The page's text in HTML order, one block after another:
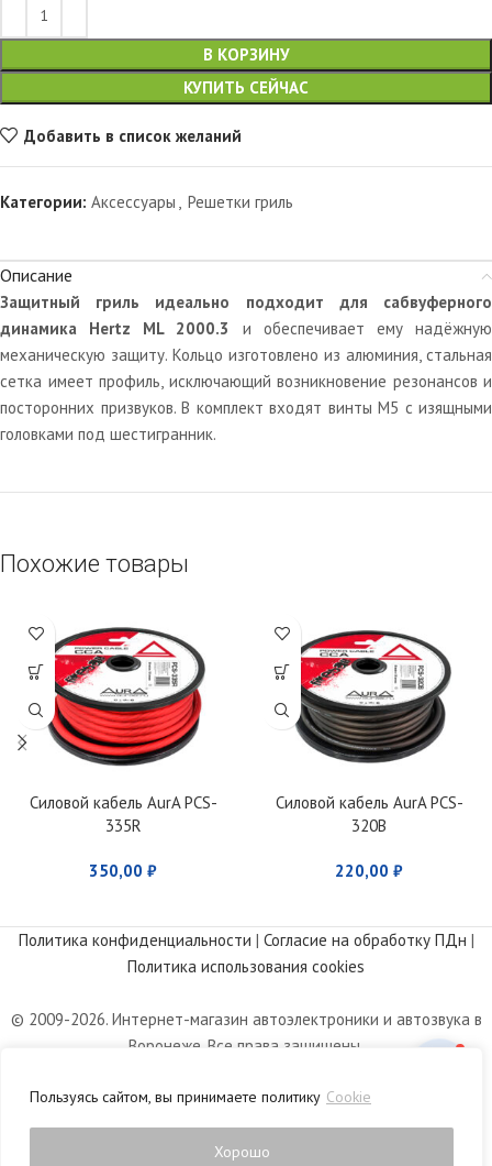
Пользуясь сайтом, вы принимаете политику Cookie
Хорошо
В КОРЗИНУ
КУПИТЬ СЕЙЧАС
Добавить в список желаний
Категории: Аксессуары , Решетки гриль
Описание
Защитный гриль идеально подходит для сабвуферного
динамика Hertz ML 2000.3
и обеспечивает ему надёжную
механическую защиту. Кольцо изготовлено из алюминия, стальная
сетка имеет профиль, исключающий возникновение резонансов и
посторонних призвуков. В комплект входят винты М5 с изящными
головками под шестигранник.
Похожие товары
Силовой кабель AurA PCS-
335R
350,00 ₽
Силовой кабель AurA PCS-
320B
220,00 ₽
Политика конфиденциальности | Согласие на обработку ПДн |
Политика использования cookies
© 2009-2026. Интернет-магазин автоэлектроники и автозвука в
Воронеже. Все права защищены.
характер и не является публичной офертой, определяемой
положениями статьи 437 Гражданского кодекса РФ.